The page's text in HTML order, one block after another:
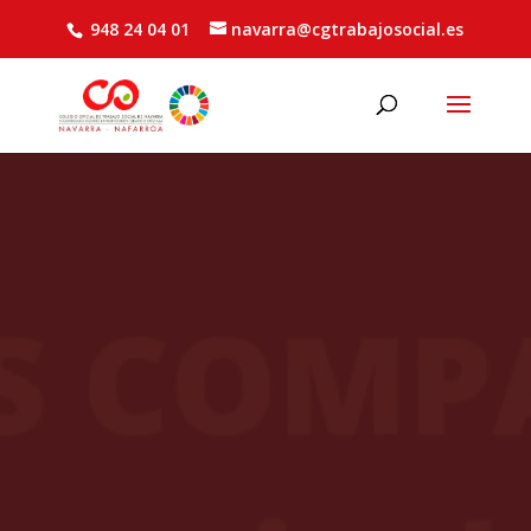
948 24 04 01 navarra@cgtrabajosocial.es